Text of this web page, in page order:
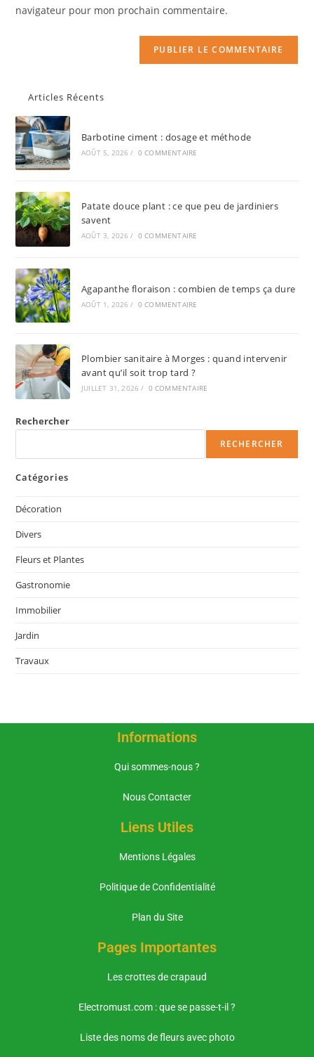
navigateur pour mon prochain commentaire.
Articles Récents
Barbotine ciment : dosage et méthode
AOÛT 5, 2026 / 0 COMMENTAIRE
Patate douce plant : ce que peu de jardiniers
savent
AOÛT 3, 2026 / 0 COMMENTAIRE
Agapanthe floraison : combien de temps ça dure
AOÛT 1, 2026 / 0 COMMENTAIRE
Plombier sanitaire à Morges : quand intervenir
avant qu’il soit trop tard ?
JUILLET 31, 2026 / 0 COMMENTAIRE
Rechercher
RECHERCHER
Catégories
Décoration
Divers
Fleurs et Plantes
Gastronomie
Immobilier
Jardin
Travaux
Informations
Qui sommes-nous ?
Nous Contacter
Liens Utiles
Mentions Légales
Politique de Confidentialité
Plan du Site
Pages Importantes
Les crottes de crapaud
Electromust.com : que se passe-t-il ?
Liste des noms de fleurs avec photo